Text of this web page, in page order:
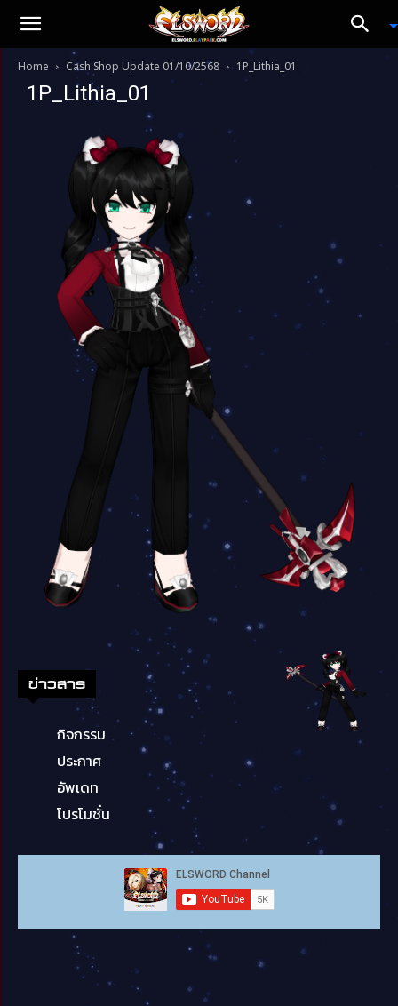
Home Cash Shop Update 01/10/2568 1P_Lithia_01
1P_Lithia_01
ข่าวสาร
กิจกรรม
ประกาศ
อัพเดท
โปรโมชั่น